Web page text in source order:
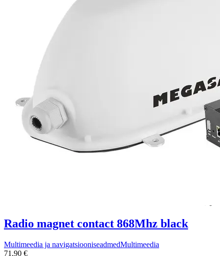
Radio magnet contact 868Mhz black
Multimeedia ja navigatsiooniseadmedMultimeedia
71,90 €